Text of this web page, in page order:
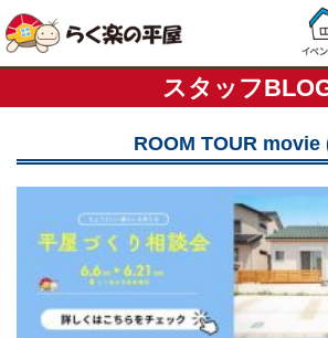
スタッフ
ROOM TOUR movie